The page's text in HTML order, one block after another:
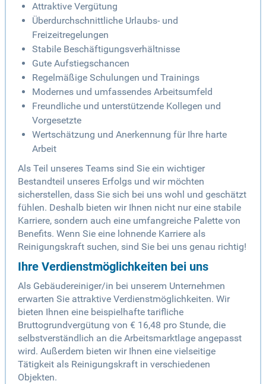
Attraktive Vergütung
Überdurchschnittliche Urlaubs- und
Freizeitregelungen
Stabile Beschäftigungsverhältnisse
Gute Aufstiegschancen
Regelmäßige Schulungen und Trainings
Modernes und umfassendes Arbeitsumfeld
Freundliche und unterstützende Kollegen und
Vorgesetzte
Wertschätzung und Anerkennung für Ihre harte
Arbeit
Als Teil unseres Teams sind Sie ein wichtiger
Bestandteil unseres Erfolgs und wir möchten
sicherstellen, dass Sie sich bei uns wohl und geschätzt
fühlen. Deshalb bieten wir Ihnen nicht nur eine stabile
Karriere, sondern auch eine umfangreiche Palette von
Benefits. Wenn Sie eine lohnende Karriere als
Reinigungskraft suchen, sind Sie bei uns genau richtig!
Ihre Verdienstmöglichkeiten bei uns
Als Gebäudereiniger/in bei unserem Unternehmen
erwarten Sie attraktive Verdienstmöglichkeiten. Wir
bieten Ihnen eine beispielhafte tarifliche
Bruttogrundvergütung von € 16,48 pro Stunde, die
selbstverständlich an die Arbeitsmarktlage angepasst
wird. Außerdem bieten wir Ihnen eine vielseitige
Tätigkeit als Reinigungskraft in verschiedenen
Objekten.